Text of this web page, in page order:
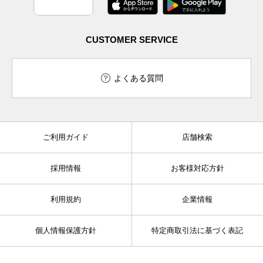
CUSTOMER SERVICE
よくある質問
ご利用ガイド 店舗検索
採用情報 お客様対応方針
利用規約 企業情報
個人情報保護方針 特定商取引法に基づく表記